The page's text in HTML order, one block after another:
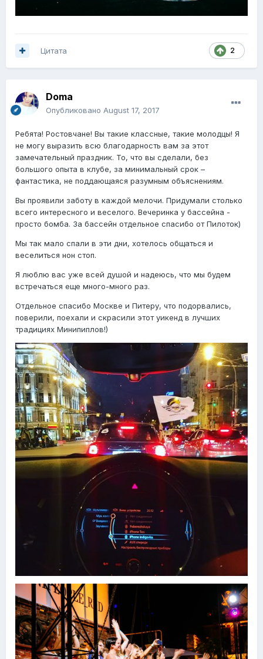
2
Цитата
Doma
Опубликовано August 17, 2017
Ребята! Ростовчане! Вы такие классные, такие молодцы! Я
не могу выразить всю благодарность вам за этот
замечательный праздник. То, что вы сделали, без
большого опыта в клубе, за минимальный срок –
фантастика, не поддающаяся разумным объяснениям.
Вы проявили заботу в каждой мелочи. Придумали столько
всего интересного и веселого. Вечеринка у бассейна -
просто бомба. За бассейн отдельное спасибо от Пилоток)
Мы так мало спали в эти дни, хотелось общаться и
веселиться нон стоп.
Я люблю вас уже всей душой и надеюсь, что мы будем
встречаться еще много-много раз.
Отдельное спасибо Москве и Питеру, что подорвались,
поверили, поехали и скрасили этот уикенд в лучших
традициях Минипиплов!)